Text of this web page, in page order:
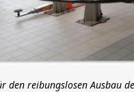
den reibungslosen Ausbau